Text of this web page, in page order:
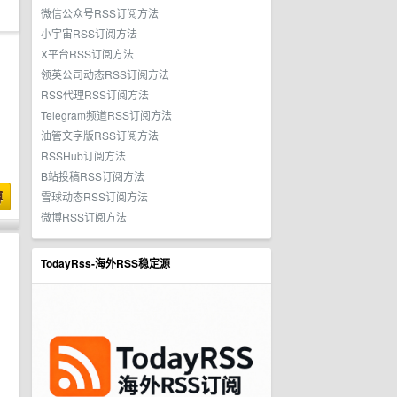
微信公众号RSS订阅方法
小宇宙RSS订阅方法
X平台RSS订阅方法
领英公司动态RSS订阅方法
RSS代理RSS订阅方法
Telegram频道RSS订阅方法
油管文字版RSS订阅方法
RSSHub订阅方法
B站投稿RSS订阅方法
雪球动态RSS订阅方法
微博RSS订阅方法
TodayRss-海外RSS稳定源